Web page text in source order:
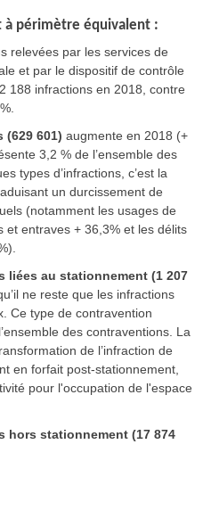
à périmètre équivalent :
relevées par les services de
et par le dispositif de contrôle
188 infractions en 2018, contre
601) augmente en 2018 (+
3,2 % de l’ensemble des
types d’infractions, c’est la
un durcissement de
(notamment les usages de
et entraves + 36,3% et les délits
liées au stationnement (1 207
ne reste que les infractions
Ce type de contravention
des contraventions. La
de l’infraction de
en forfait post-stationnement,
pour l'occupation de l'espace
hors stationnement (17 874